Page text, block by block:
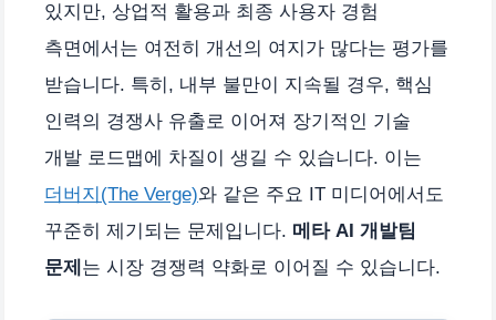
있지만, 상업적 활용과 최종 사용자 경험
측면에서는 여전히 개선의 여지가 많다는 평가를
받습니다. 특히, 내부 불만이 지속될 경우, 핵심
인력의 경쟁사 유출로 이어져 장기적인 기술
개발 로드맵에 차질이 생길 수 있습니다. 이는
더버지(The Verge)와 같은 주요 IT 미디어에서도
꾸준히 제기되는 문제입니다. 메타 AI 개발팀
문제 는 시장 경쟁력 약화로 이어질 수 있습니다.